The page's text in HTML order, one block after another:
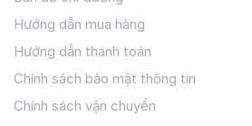
Hướng dẫn mua hàng
Hướng dẫn thanh toán
Chính sách bảo mật thông tin
Chính sách vận chuyển